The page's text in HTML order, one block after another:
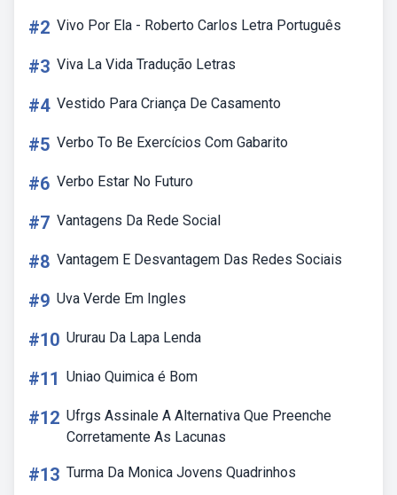
#2 Vivo Por Ela - Roberto Carlos Letra Português
#3 Viva La Vida Tradução Letras
#4 Vestido Para Criança De Casamento
#5 Verbo To Be Exercícios Com Gabarito
#6 Verbo Estar No Futuro
#7 Vantagens Da Rede Social
#8 Vantagem E Desvantagem Das Redes Sociais
#9 Uva Verde Em Ingles
#10 Ururau Da Lapa Lenda
#11 Uniao Quimica é Bom
#12 Ufrgs Assinale A Alternativa Que Preenche
Corretamente As Lacunas
#13 Turma Da Monica Jovens Quadrinhos